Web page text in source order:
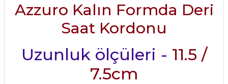
Azzuro Kalın Formda Deri
Saat Kordonu
Uzunluk ölçüleri - 11.5 /
7.5cm